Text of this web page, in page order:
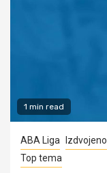
1 min read
ABA Liga Izdvojeno
Top tema